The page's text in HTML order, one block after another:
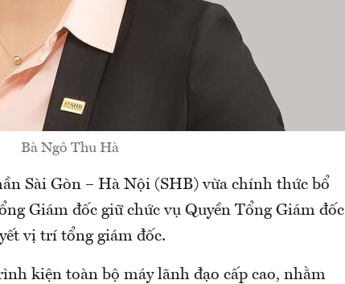
Bà Ngô Thu Hà
Sài Gòn – Hà Nội (SHB) vừa chính thức bổ
Giám đốc giữ chức vụ Quyền Tổng Giám đốc
vị trí tổng giám đốc.
kiện toàn bộ máy lãnh đạo cấp cao, nhằm